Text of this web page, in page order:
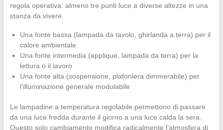
regola operativa: almeno tre punti luce a diverse altezze in una
stanza da vivere.
Una fonte bassa (lampada da tavolo, ghirlanda a terra) per il
calore ambientale
Una fonte intermedia (applique, lampada da terra) per la
lettura o il lavoro
Una fonte alta (sospensione, plafoniera dimmerabile) per
l’illuminazione generale modulabile
Le lampadine a temperatura regolabile permettono di passare
da una luce fredda durante il giorno a una luce calda la sera.
Questo solo cambiamento modifica radicalmente l’atmosfera di